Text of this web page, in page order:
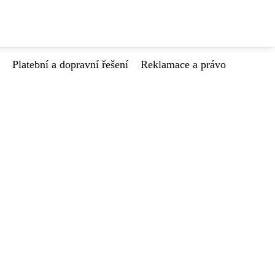
Platební a dopravní řešení Reklamace a právo